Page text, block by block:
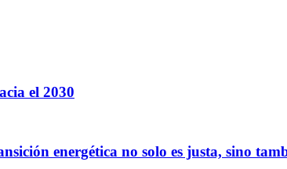
el 2030
energética no solo es justa, sino